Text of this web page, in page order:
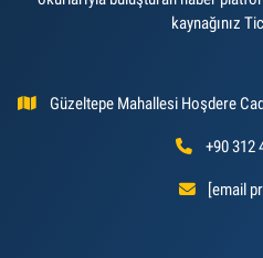
kaynağınız
Güzeltepe Mahallesi Hoşdere
+90 312
[email